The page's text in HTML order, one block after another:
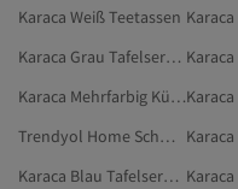
Karaca Weiß Teetassen
Karaca Grau Tafelservice
Karaca Mehrfarbig Küchenaufbewahrung & -organisation
Trendyol Home Schwarz Tassen
Karaca Blau Tafelservice